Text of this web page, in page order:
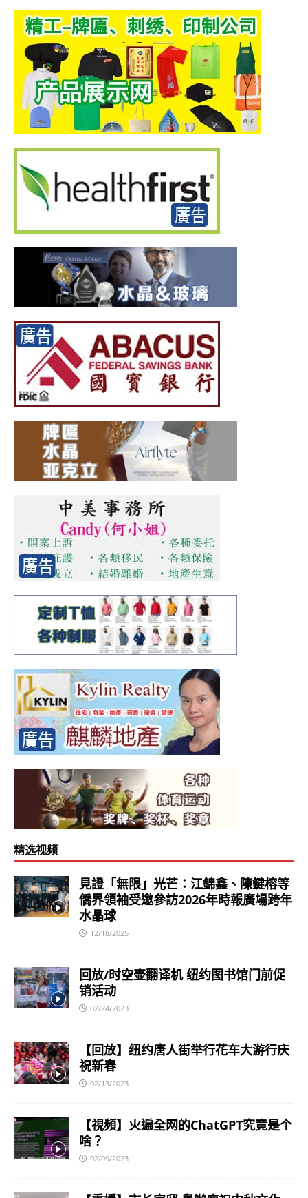
精选视频
見證「無限」光芒：江錦鑫、陳鍵榕等
僑界領袖受邀參訪2026年時報廣場跨年
水晶球
12/18/2025
回放/时空壶翻译机 纽约图书馆门前促
销活动
02/24/2023
【回放】纽约唐人街举行花车大游行庆
祝新春
02/13/2023
【視頻】火遍全网的ChatGPT究竟是个
啥？
02/09/2023